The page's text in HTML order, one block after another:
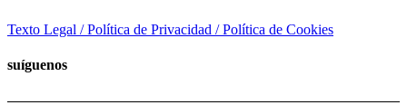
Texto Legal / Política de Privacidad / Política de Cookies
suíguenos